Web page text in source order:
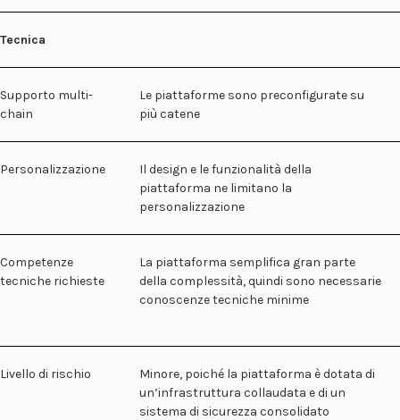
Tecnica
Supporto multi-
chain
Le piattaforme sono preconfigurate su
più catene
Personalizzazione
Il design e le funzionalità della
piattaforma ne limitano la
personalizzazione
Competenze
tecniche richieste
La piattaforma semplifica gran parte
della complessità, quindi sono necessarie
conoscenze tecniche minime
Livello di rischio
Minore, poiché la piattaforma è dotata di
un’infrastruttura collaudata e di un
sistema di sicurezza consolidato